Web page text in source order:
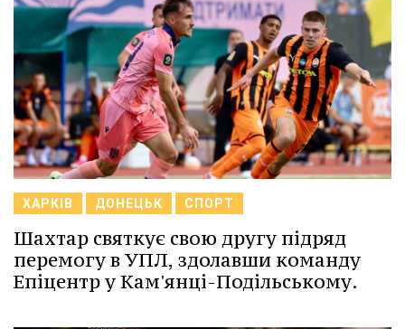
ХАРКІВ ДОНЕЦЬК СПОРТ
Шахтар святкує свою другу підряд
перемогу в УПЛ, здолавши команду
Епіцентр у Кам'янці-Подільському.